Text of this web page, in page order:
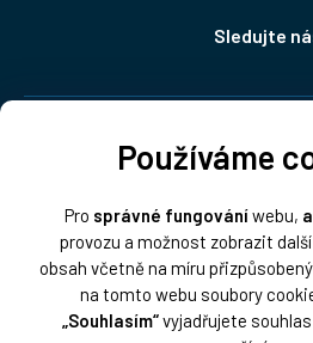
Používáme
Pro správné fungováníwebu,
provozu a možnost zobrazit
obsah včetně na míru
na tomto webu soubory
„Souhlasím“vyjadřujete
Sledujte
Platba: